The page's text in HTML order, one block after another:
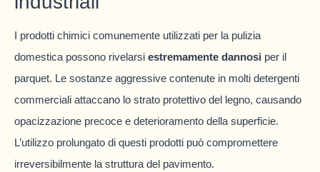
I prodotti chimici comunemente utilizzati per la pulizia
domestica possono rivelarsi estremamente dannosi per il
parquet. Le sostanze aggressive contenute in molti detergenti
commerciali attaccano lo strato protettivo del legno, causando
opacizzazione precoce e deterioramento della superficie.
L’utilizzo prolungato di questi prodotti può compromettere
irreversibilmente la struttura del pavimento.